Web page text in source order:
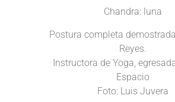
Chandra: luna
Postura completa
Reyes.
Instructora de Yoga,
Espacio
Foto: Luis Juvera